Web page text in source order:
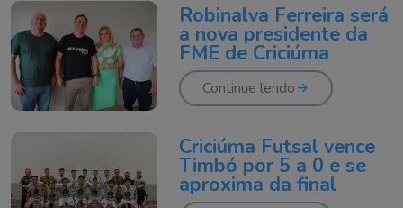
Robinalva Ferreira será
a nova presidente da
FME de Criciúma
Continue lendo
Criciúma Futsal vence
Timbó por 5 a 0 e se
aproxima da final